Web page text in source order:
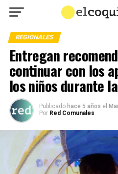
REGIONALES
Entregan
continuar con los
los niños durante
Publicado hace 5 años el
Por Red Comunales